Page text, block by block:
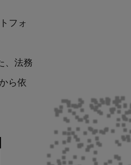
フォ
、法務
ら依